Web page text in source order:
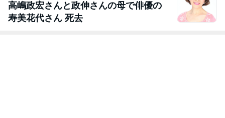
高嶋政宏さんと政伸さんの母で俳優の
寿美花代さん 死去